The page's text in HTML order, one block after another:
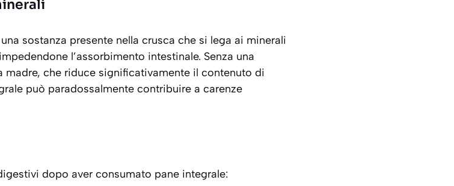
sostanza presente nella crusca che si lega ai minerali
l’assorbimento intestinale. Senza una
che riduce significativamente il contenuto di
può paradossalmente contribuire a carenze
dopo aver consumato pane integrale: